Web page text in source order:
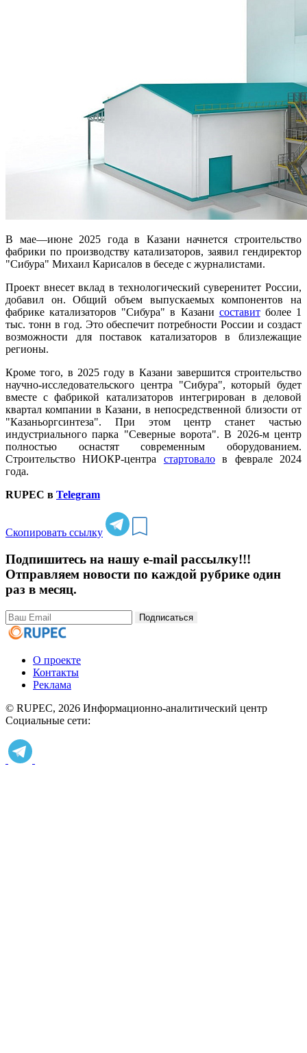
В мае—июне 2025 года в Казани начнется строительство
фабрики по производству катализаторов, заявил гендиректор
"Сибура" Михаил Карисалов в беседе с журналистами.
Проект внесет вклад в технологический суверенитет России,
добавил он. Общий объем выпускаемых компонентов на
фабрике катализаторов "Сибура" в Казани составитболее 1
тыс. тонн в год. Это обеспечит потребности России и создаст
возможности для поставок катализаторов в близлежащие
регионы.
Кроме того, в 2025 году в Казани завершится строительство
научно-исследовательского центра "Сибура", который будет
вместе с фабрикой катализаторов интегрирован в деловой
квартал компании в Казани, в непосредственной близости от
"Казаньоргсинтеза". При этом центр станет частью
индустриального парка "Северные ворота". В 2026-м центр
полностью оснастят современным оборудованием.
Строительство НИОКР-центра стартовалов феврале 2024
года.
RUPEC в Telegram
Скопировать ссылку
Подпишитесь на нашу e-mail рассылку!!!
Отправляем новости по каждой рубрике один
раз в месяц.
Подписаться
О проекте
Контакты
Реклама
© RUPEC, 2026 Информационно-аналитический центр
Социальные сети: